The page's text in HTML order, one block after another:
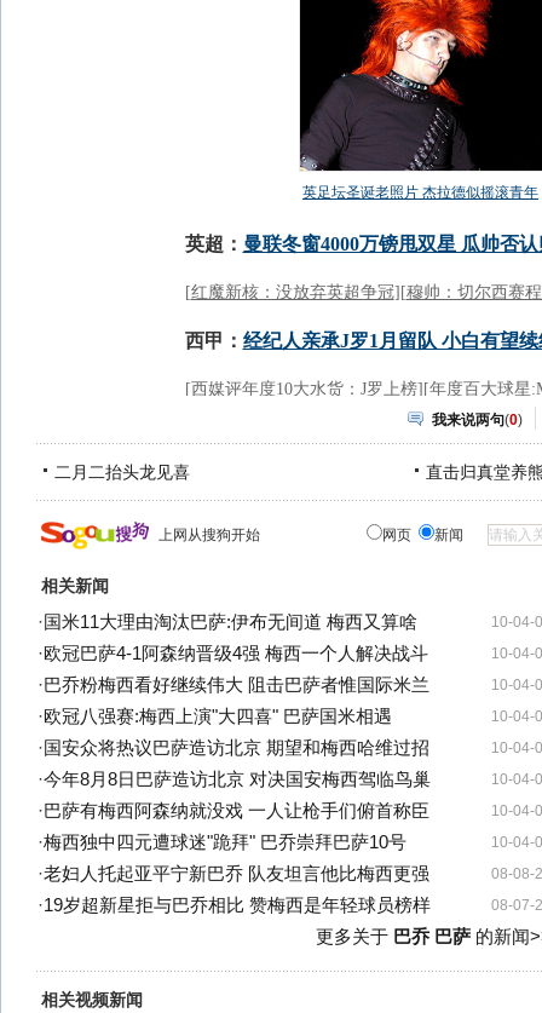
我来说两句(0)
二月二抬头龙见喜 直击归真堂养
上网从搜狗开始 网页 新闻
相关新闻
10-04-
· 国米11大理由淘汰巴萨:伊布无间道 梅西又算啥
10-04-
·欧冠巴萨4-1阿森纳晋级4强 梅西一个人解决战斗
10-04-
·巴乔粉梅西看好继续伟大 阻击巴萨者惟国际米兰
10-04-
·欧冠八强赛:梅西上演"大四喜" 巴萨国米相遇
10-04-
· 国安众将热议巴萨造访北京 期望和梅西哈维过招
10-04-
·今年8月8日巴萨造访北京 对决国安梅西驾临鸟巢
10-04-
·巴萨有梅西阿森纳就没戏 一人让枪手们俯首称臣
10-04-
·梅西独中四元遭球迷"跪拜" 巴乔崇拜巴萨10号
08-08-
·老妇人托起亚平宁新巴乔 队友坦言他比梅西更强
08-07-
·19岁超新星拒与巴乔相比 赞梅西是年轻球员榜样
更多关于 巴乔 巴萨的新闻
相关视频新闻